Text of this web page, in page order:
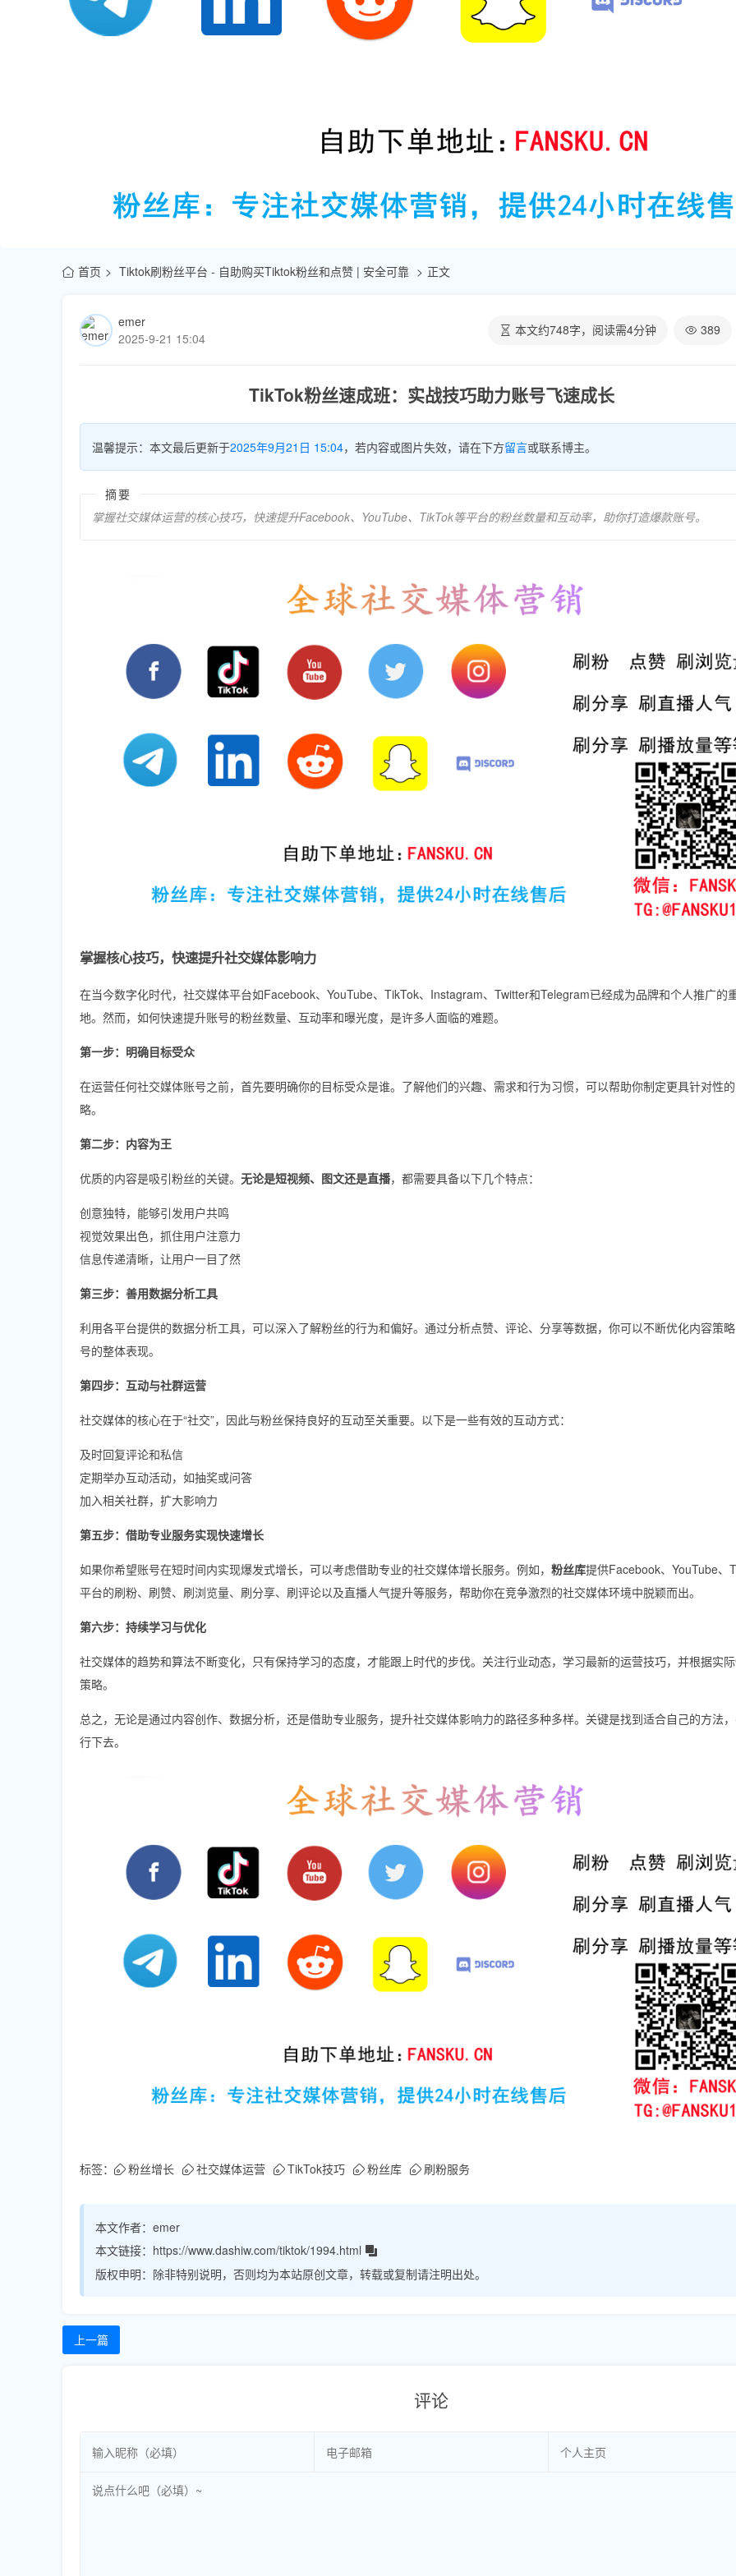
首页 Tiktok刷粉丝平台 - 自助购买Tiktok粉丝和点赞 | 安全可靠 正文
emer
2025-9-21 15:04
本文约748字，阅读需4分钟 389
TikTok粉丝速成班：实战技巧助力账号飞速成长
温馨提示：本文最后更新于2025年9月21日 15:04，若内容或图片失效，请在下方留言或联系博主。
摘要
掌握社交媒体运营的核心技巧，快速提升Facebook、YouTube、TikTok等平台的粉丝数量和互动率，助你打造爆款账号。
掌握核心技巧，快速提升社交媒体影响力
在当今数字化时代，社交媒体平台如Facebook、YouTube、TikTok、Instagram、Twitter和Telegram已经成为品牌和个人推广的
地。然而，如何快速提升账号的粉丝数量、互动率和曝光度，是许多人面临的难题。
第一步：明确目标受众
在运营任何社交媒体账号之前，首先要明确你的目标受众是谁。了解他们的兴趣、需求和行为习惯，可以帮助你制定更具针对性
略。
第二步：内容为王
优质的内容是吸引粉丝的关键。 无论是短视频、图文还是直播，都需要具备以下几个特点：
创意独特，能够引发用户共鸣
视觉效果出色，抓住用户注意力
信息传递清晰，让用户一目了然
第三步：善用数据分析工具
利用各平台提供的数据分析工具，可以深入了解粉丝的行为和偏好。通过分析点赞、评论、分享等数据，你可以不断优化内容策
号的整体表现。
第四步：互动与社群运营
社交媒体的核心在于“社交”，因此与粉丝保持良好的互动至关重要。以下是一些有效的互动方式：
及时回复评论和私信
定期举办互动活动，如抽奖或问答
加入相关社群，扩大影响力
第五步：借助专业服务实现快速增长
如果你希望账号在短时间内实现爆发式增长，可以考虑借助专业的社交媒体增长服务。例如， 粉丝库提供Facebook、YouTube、
平台的刷粉、刷赞、刷浏览量、刷分享、刷评论以及直播人气提升等服务，帮助你在竞争激烈的社交媒体环境中脱颖而出。
第六步：持续学习与优化
社交媒体的趋势和算法不断变化，只有保持学习的态度，才能跟上时代的步伐。关注行业动态，学习最新的运营技巧，并根据实
策略。
总之，无论是通过内容创作、数据分析，还是借助专业服务，提升社交媒体影响力的路径多种多样。关键是找到适合自己的方法
行下去。
标签： 粉丝增长 社交媒体运营 TikTok技巧 粉丝库 刷粉服务
本文作者： emer
本文链接： https://www.dashiw.com/tiktok/1994.html
版权申明： 除非特别说明，否则均为本站原创文章，转载或复制请注明出处。
上一篇
评论